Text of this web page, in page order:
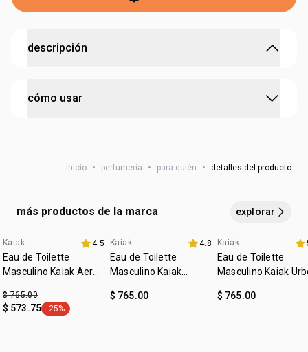
descripción
• revitalización comprobada por la neurociencia
cómo usar
inicio • perfumería • para quién • detalles del producto
más productos de la marca explorar
Kaiak 4.5
Eau de Toilette
Masculino Kaiak Aero
$ 765.00
$ 573.75 etiqueta -25%
-25%
Kaiak 4.8
Eau de Toilette
Masculino Kaiak
$ 765.00
Kaiak
Eau de Toilette
Masculino Kaiak
$ 765.00